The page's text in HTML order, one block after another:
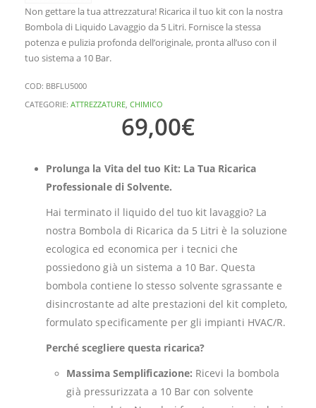
Non gettare la tua attrezzatura! Ricarica il tuo kit con la nostra
Bombola di Liquido Lavaggio da 5 Litri. Fornisce la stessa
potenza e pulizia profonda dell’originale, pronta all’uso con il
tuo sistema a 10 Bar.
COD: BBFLU5000
CATEGORIE: ATTREZZATURE, CHIMICO
69,00€
Prolunga la Vita del tuo Kit: La Tua Ricarica
Professionale di Solvente.
Hai terminato il liquido del tuo kit lavaggio? La
nostra Bombola di Ricarica da 5 Litri è la soluzione
ecologica ed economica per i tecnici che
possiedono già un sistema a 10 Bar. Questa
bombola contiene lo stesso solvente sgrassante e
disincrostante ad alte prestazioni del kit completo,
formulato specificamente per gli impianti HVAC/R.
Perché scegliere questa ricarica?
Massima Semplificazione: Ricevi la bombola
già pressurizzata a 10 Bar con solvente